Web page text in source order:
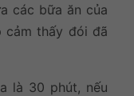
các bữa ăn của
cảm thấy đói đã
là 30 phút, nếu